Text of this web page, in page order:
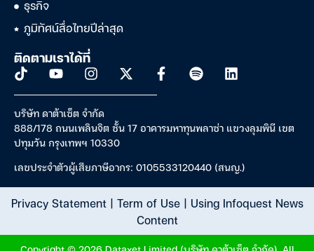
ธุรกิจ
ภูมิทัศน์สื่อไทยปีล่าสุด
ติดตามเราได้ที่
บริษัท ดาต้าเซ็ต จำกัด
888/178 ถนนเพลินจิต ชั้น 17 อาคารมหาทุนพลาซ่า แขวงลุมพินี เขต
ปทุมวัน กรุงเทพฯ 10330
เลขประจำตัวผู้เสียภาษีอากร: 0105533120440 (สนญ.)
Privacy Statement| Term of Use| Using Infoquest News
Content